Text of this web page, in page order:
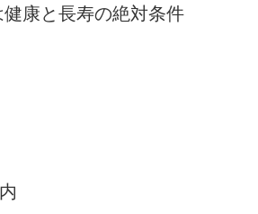
康と長寿の絶対条件